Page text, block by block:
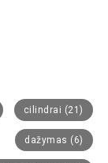
cilindrai (21)
dažymas (6)